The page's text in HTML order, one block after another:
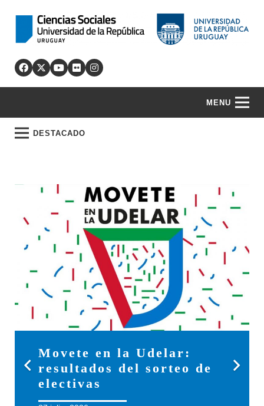
MENU
DESTACADO
Programa de actividades
del Seminario Anual del
Departamento de
Economía